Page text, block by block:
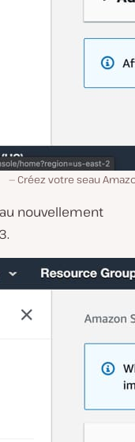
Créez votre seau
nouvellement